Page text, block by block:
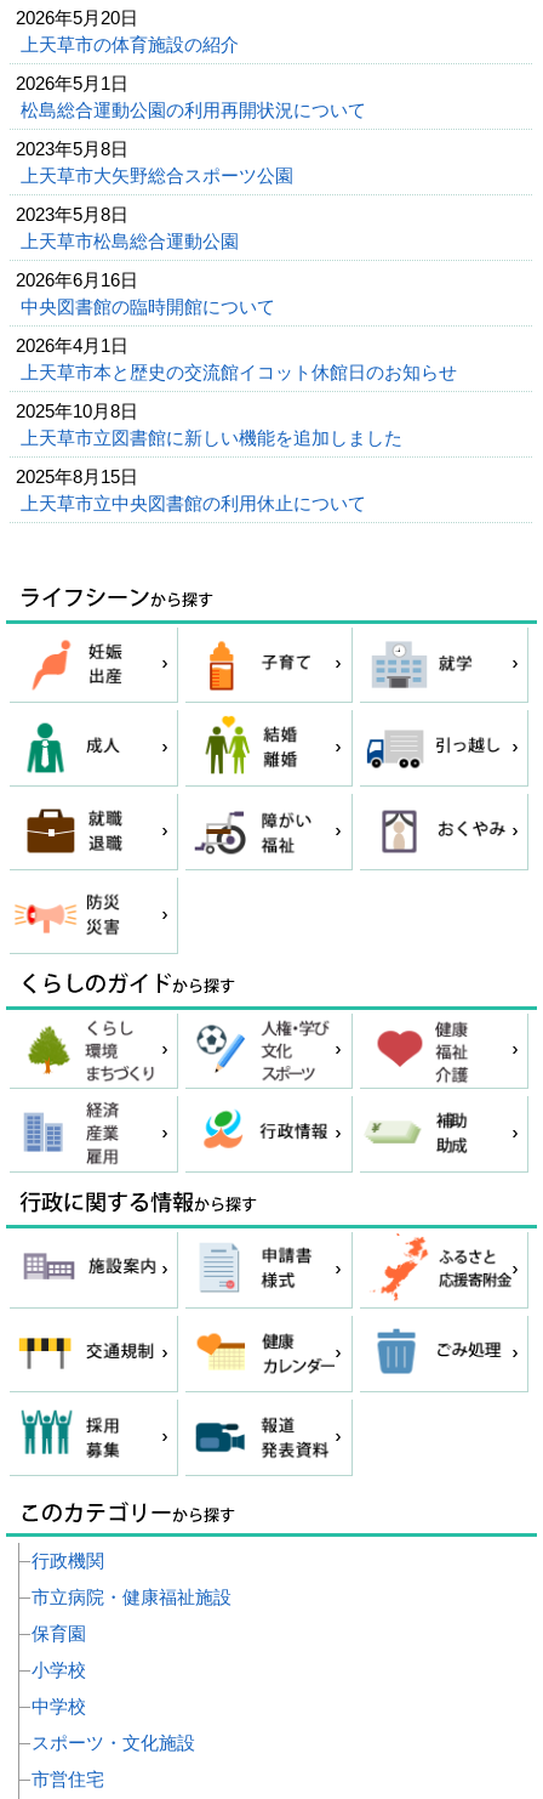
2026年5月20日
上天草市の体育施設の紹介
2026年5月1日
松島総合運動公園の利用再開状況について
2023年5月8日
上天草市大矢野総合スポーツ公園
2023年5月8日
上天草市松島総合運動公園
2026年6月16日
中央図書館の臨時開館について
2026年4月1日
上天草市本と歴史の交流館イコット休館日のお知らせ
2025年10月8日
上天草市立図書館に新しい機能を追加しました
2025年8月15日
上天草市立中央図書館の利用休止について
行政機関
市立病院・健康福祉施設
保育園
小学校
中学校
スポーツ・文化施設
市営住宅